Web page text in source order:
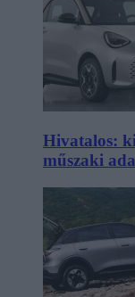
Hivatalos:
műszaki